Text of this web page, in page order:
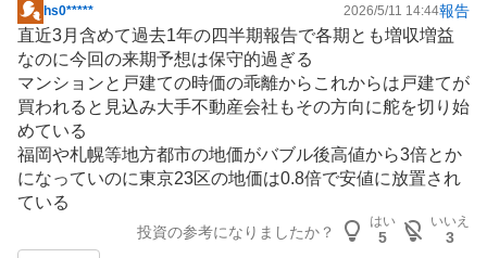
掲
示
板
記
事
hs0***** 2026/5/11 14:44報告
直近3月含めて過去1年の四半期報告で各期とも増収増益
なのに今回の来期予想は保守的過ぎる
マンションと戸建ての時価の乖離からこれからは戸建てが
買われると見込み大手不動産会社もその方向に舵を切り始
めている
福岡や札幌等地方都市の地価がバブル後高値から3倍とか
になっていのに東京23区の地価は0.8倍で安値に放置され
ている
投資の参考になりましたか？
はい
5
いいえ
3